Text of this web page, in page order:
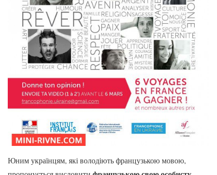
Юним українцям, які володіють французькою мовою,